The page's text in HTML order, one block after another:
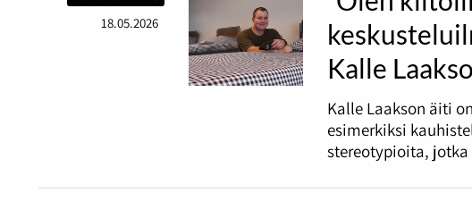
18.05.2026
Kalle Laakso
Kalle Laakson äiti
esimerkiksi
stereotypioita, jotka